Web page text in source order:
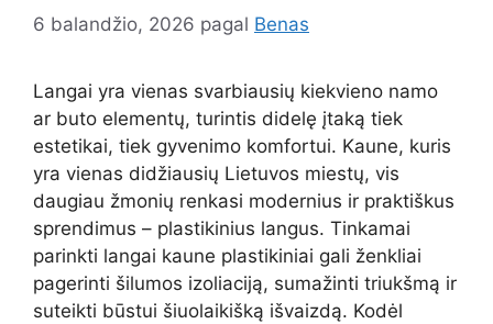
6 balandžio, 2026 pagal Benas
Langai yra vienas svarbiausių kiekvieno namo
ar buto elementų, turintis didelę įtaką tiek
estetikai, tiek gyvenimo komfortui. Kaune, kuris
yra vienas didžiausių Lietuvos miestų, vis
daugiau žmonių renkasi modernius ir praktiškus
sprendimus – plastikinius langus. Tinkamai
parinkti langai kaune plastikiniai gali ženkliai
pagerinti šilumos izoliaciją, sumažinti triukšmą ir
suteikti būstui šiuolaikišką išvaizdą. Kodėl